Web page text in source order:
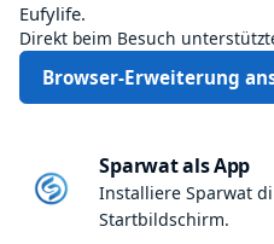
Eufylife.
Direkt beim Besuch
Browser-Erweiterung
Sparwat als App
Installiere Sparwat
Startbildschirm.